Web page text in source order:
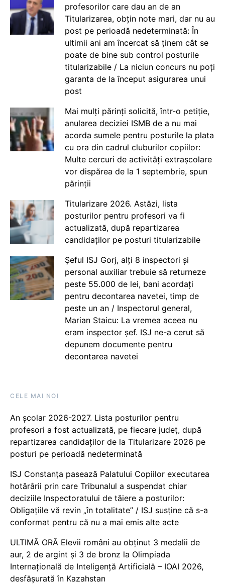
profesorilor care dau an de an
Titularizarea, obțin note mari, dar nu au
post pe perioadă nedeterminată: În
ultimii ani am încercat să ținem cât se
poate de bine sub control posturile
titularizabile / La niciun concurs nu poți
garanta de la început asigurarea unui
post
Mai mulți părinți solicită, într-o petiție,
anularea deciziei ISMB de a nu mai
acorda sumele pentru posturile la plata
cu ora din cadrul cluburilor copiilor:
Multe cercuri de activități extrașcolare
vor dispărea de la 1 septembrie, spun
părinții
Titularizare 2026. Astăzi, lista
posturilor pentru profesori va fi
actualizată, după repartizarea
candidaților pe posturi titularizabile
Șeful ISJ Gorj, alți 8 inspectori și
personal auxiliar trebuie să returneze
peste 55.000 de lei, bani acordați
pentru decontarea navetei, timp de
peste un an / Inspectorul general,
Marian Staicu: La vremea aceea nu
eram inspector șef. ISJ ne-a cerut să
depunem documente pentru
decontarea navetei
CELE MAI NOI
An școlar 2026-2027. Lista posturilor pentru
profesori a fost actualizată, pe fiecare județ, după
repartizarea candidaților de la Titularizare 2026 pe
posturi pe perioadă nedeterminată
ISJ Constanța pasează Palatului Copiilor executarea
hotărârii prin care Tribunalul a suspendat chiar
deciziile Inspectoratului de tăiere a posturilor:
Obligațiile vă revin „în totalitate” / ISJ susține că s-a
conformat pentru că nu a mai emis alte acte
ULTIMĂ ORĂ Elevii români au obținut 3 medalii de
aur, 2 de argint și 3 de bronz la Olimpiada
Internațională de Inteligență Artificială – IOAI 2026,
desfășurată în Kazahstan